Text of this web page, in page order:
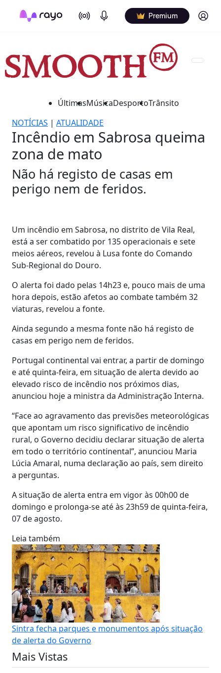
On Air Podcasts Premium Log in
ÚltimasMúsicaDesportoTrânsito
NOTÍCIAS | ATUALIDADE
Incêndio em Sabrosa queima
zona de mato
Não há registo de casas em
perigo nem de feridos.
Um incêndio em Sabrosa, no distrito de Vila Real,
está a ser combatido por 135 operacionais e sete
meios aéreos, revelou à Lusa fonte do Comando
Sub-Regional do Douro.
O alerta foi dado pelas 14h23 e, pouco mais de uma
hora depois, estão afetos ao combate também 32
viaturas, revelou a fonte.
Ainda segundo a mesma fonte não há registo de
casas em perigo nem de feridos.
Portugal continental vai entrar, a partir de domingo
e até quinta-feira, em situação de alerta devido ao
elevado risco de incêndio nos próximos dias,
anunciou hoje a ministra da Administração Interna.
“Face ao agravamento das previsões meteorológicas
que apontam um risco significativo de incêndio
rural, o Governo decidiu declarar situação de alerta
em todo o território continental”, anunciou Maria
Lúcia Amaral, numa declaração ao país, sem direito
a perguntas.
A situação de alerta entra em vigor às 00h00 de
domingo e prolonga-se até às 23h59 de quinta-feira,
07 de agosto.
Leia também
Sintra fecha parques e monumentos após situação
de alerta do Governo
Mais Vistas